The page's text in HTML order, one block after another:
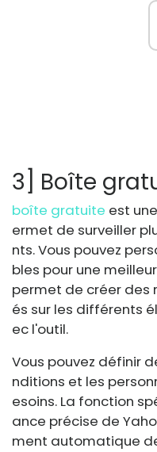
3] Boîte
boîte gratuite est
ermet de surveiller
nts. Vous pouvez
bles pour une
permet de créer des
és sur les différents
ec l'outil.
Vous pouvez définir
nditions et les
esoins. La fonction
ance précise de
ment automatique